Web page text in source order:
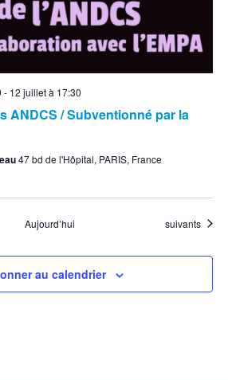
ANDCS / Subventionné par la
- 12 juillet à 17:30
47 bd de l'Hôpital, PARIS, France
Aujourd’hui Événements
suivants
au calendrier